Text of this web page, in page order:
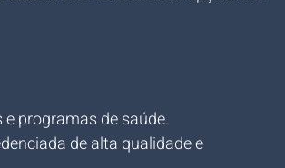
programas de saúde.
de alta qualidade e